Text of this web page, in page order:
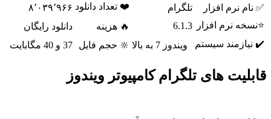
نرم افزار
تلگرام ❤️ تعداد دانلود ۸٬۰۳۹٬۹۶۶
نرم افزار 6.1.3 🔥 هزینه
دانلود رایگان
سیستم
ویندوز 7 به بالا 🔆 حجم فایل 37 و 40 مگابایت
های تلگرام کامپیوتر ویندوز